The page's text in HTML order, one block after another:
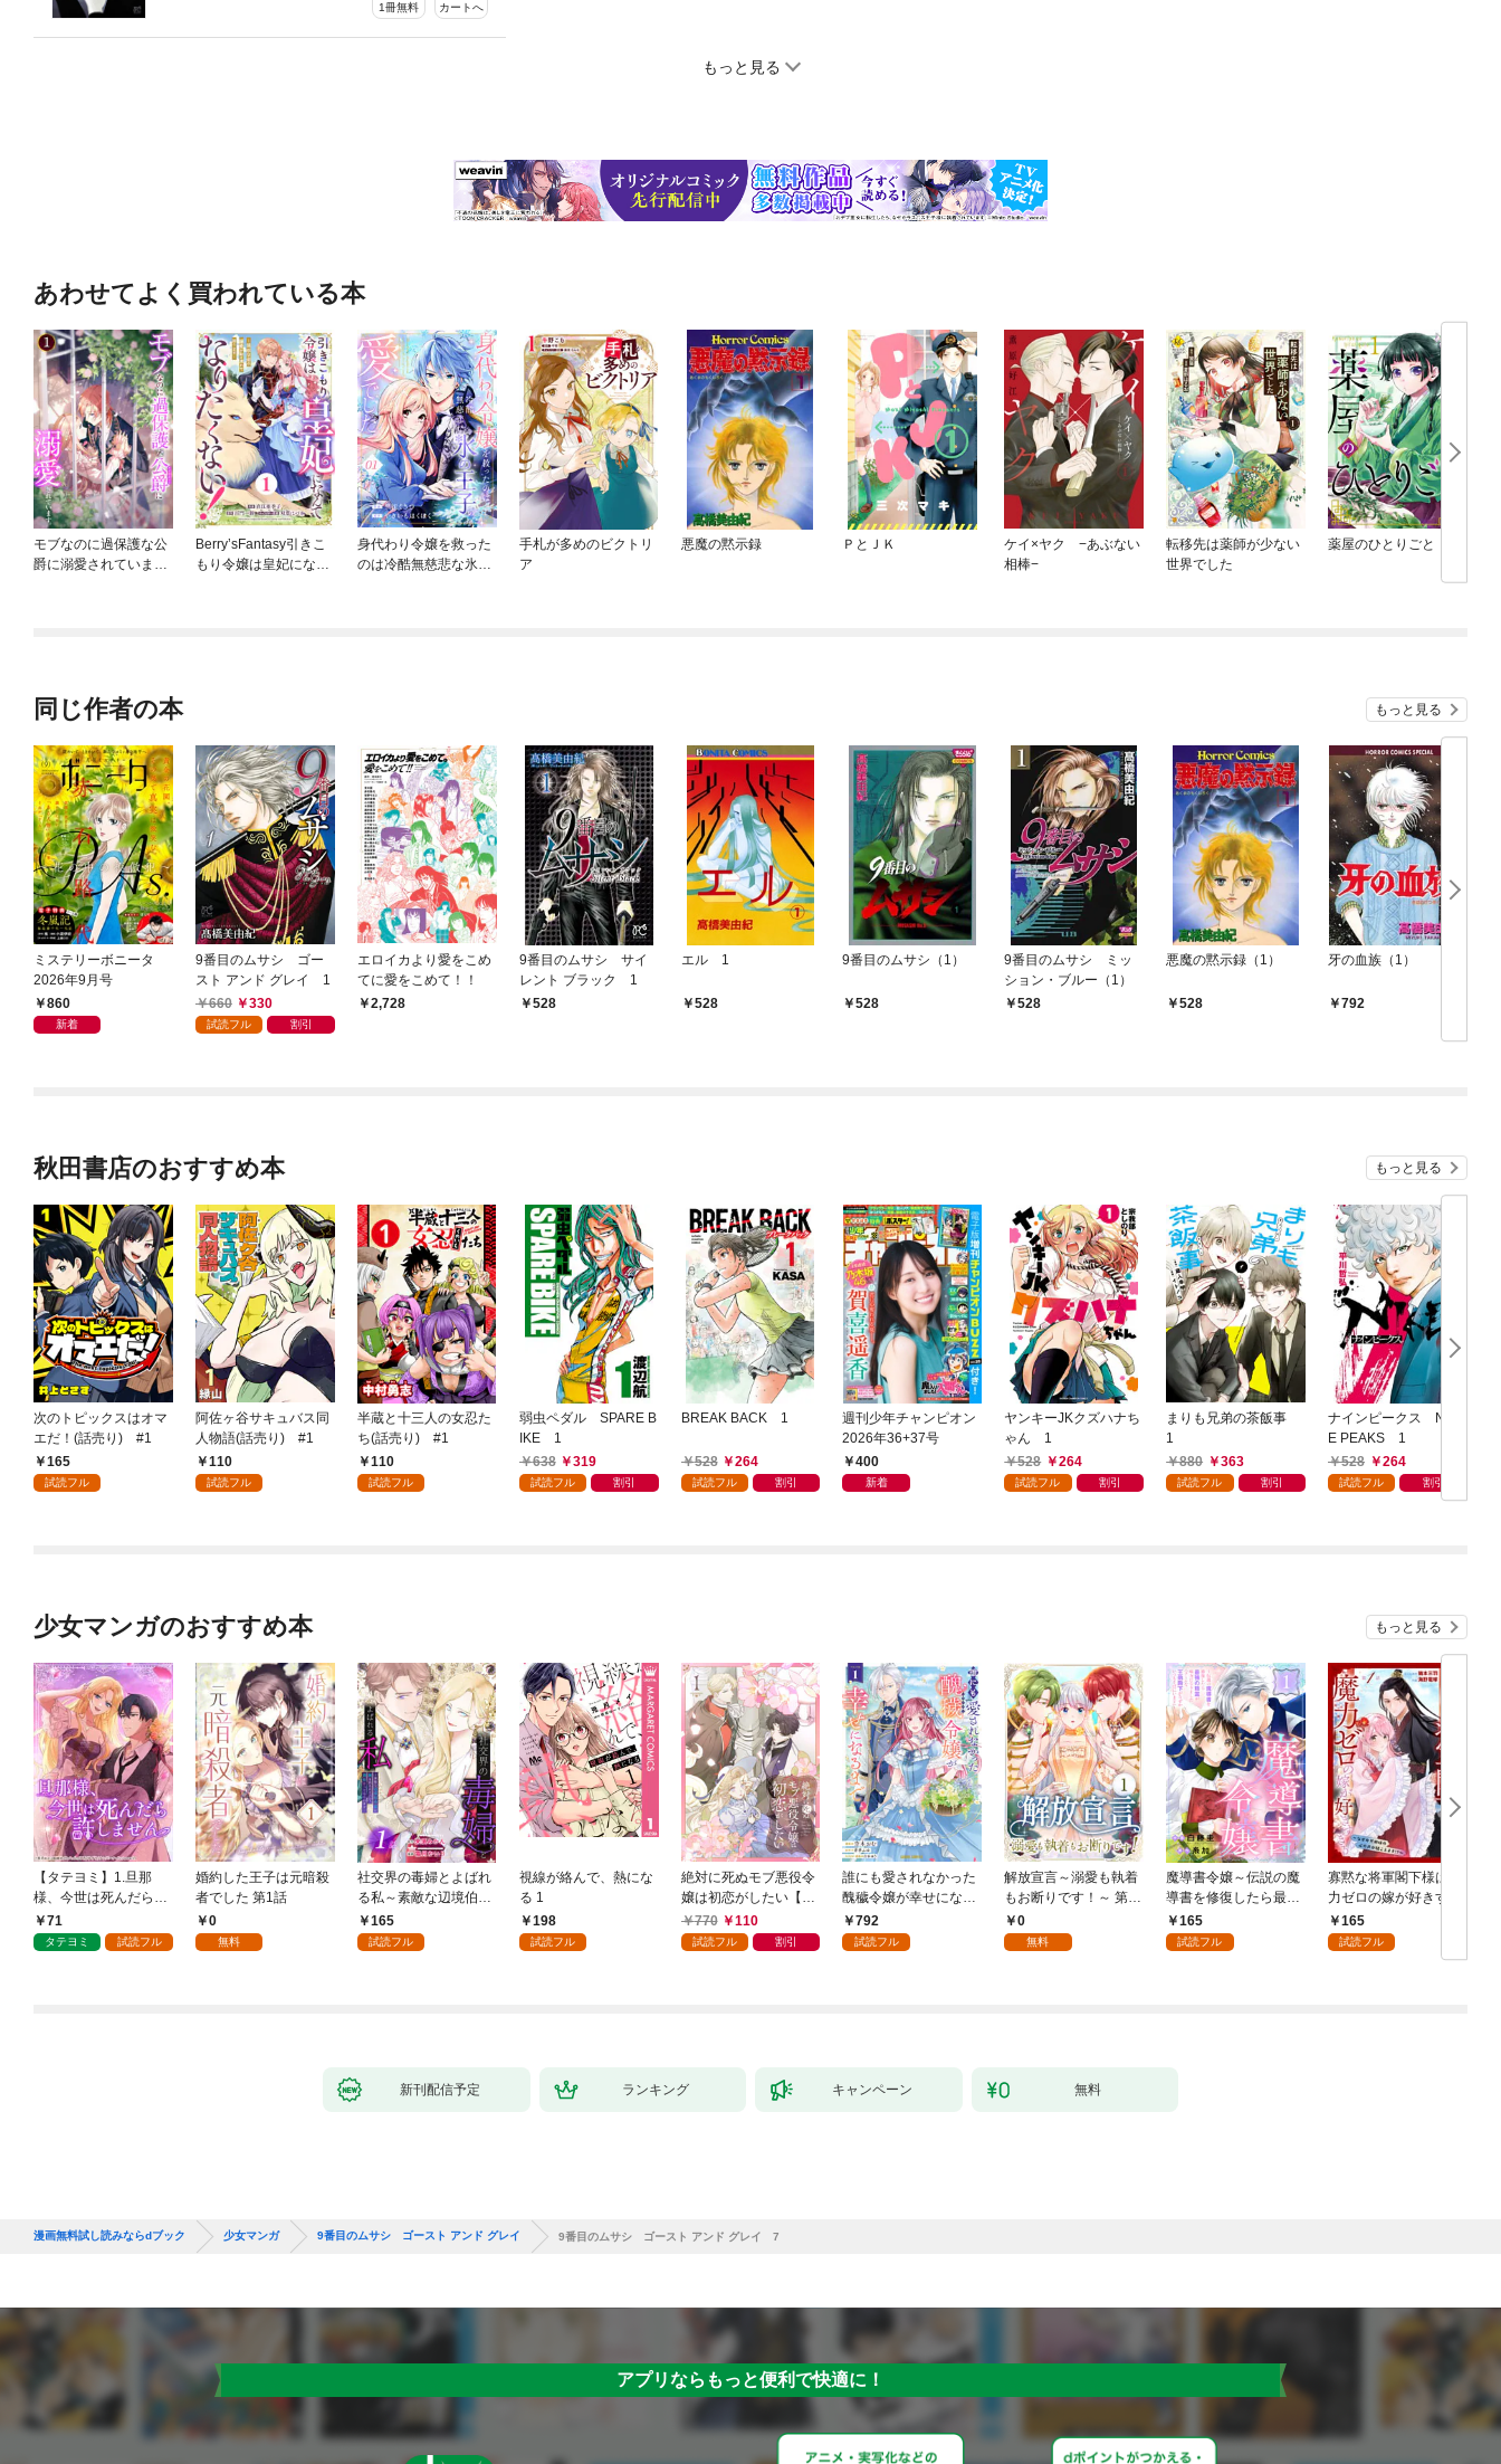
1冊無料 カートへ
もっと見る
あわせてよく買われている本
モブなのに過保護な公
爵に溺愛されています
Berry’sFantasy引きこ
もり令嬢は皇妃になん
身代わり令嬢を救った
のは冷酷無慈悲な氷の
手札が多めのビクトリ
ア
悪魔の黙示録 ＰとＪＫ
ケイ×ヤク −あぶない
相棒−
転移先は薬師が少ない
世界でした
薬屋のひとりごと
同じ作者の本 もっと見る
ミステリーボニータ
2026年9月号
860
新着
9番目のムサシ ゴー
スト アンド グレイ 1
660
330
試読フル 割引
エロイカより愛をこめ
てに愛をこめて！！
2,728
9番目のムサシ サイ
レント ブラック 1
528
エル 1
528
9番目のムサシ（1）
528
9番目のムサシ ミッ
ション・ブルー（1）
528
悪魔の黙示録（1）
528
牙の血族（1）
792
秋田書店のおすすめ本 もっと見る
次のトピックスはオマ
エだ！(話売り) #1
165
試読フル
阿佐ヶ谷サキュバス同
人物語(話売り) #1
110
試読フル
半蔵と十三人の女忍た
ち(話売り) #1
110
試読フル
弱虫ペダル SPARE B
IKE 1
638
319
試読フル 割引
BREAK BACK 1
528 264
試読フル 割引
週刊少年チャンピオン
2026年36+37号
400
新着
ヤンキーJKクズハナち
ゃん 1
528
264
試読フル 割引
まりも兄弟の茶飯事
1
880
363
試読フル 割引
ナインピークス NIN
E PEAKS 1
528
264
試読フル 割引
少女マンガのおすすめ本 もっと見る
【タテヨミ】1.旦那
様、今世は死んだら許
しません
71
タテヨミ 試読フル
婚約した王子は元暗殺
者でした 第1話
0
無料
社交界の毒婦とよばれ
る私～素敵な辺境伯令
息に腕を折られたの
で、責任とってもらい
165
試読フル
視線が絡んで、熱にな
る 1
198
試読フル
絶対に死ぬモブ悪役令
嬢は初恋がしたい【単
行本版】 1巻
770 110
試読フル 割引
誰にも愛されなかった
醜穢令嬢が幸せになる
まで 1
792
試読フル
解放宣言～溺愛も執着
もお断りです！～ 第1
話0
無料
魔導書令嬢～伝説の魔
導書を修復したら最強
の精霊が味方になりま
した（クールな王弟殿
165
試読フル
寡黙な将軍閣下様は魔
力ゼロの嫁が好きすぎ
る～なぜか旦那様の心
の声が聞こえます！？
～［1話売り］ story0
165
試読フル
新刊配信予定 ランキング キャンペーン 無料
漫画無料試し読みならdブック 少女マンガ 9番目のムサシ ゴースト アンド グレイ 9番目のムサシ ゴースト アンド グレイ 7
アプリならもっと便利で快適に！